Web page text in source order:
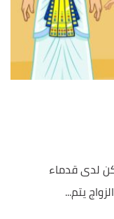
لدى قدماء
يتم...